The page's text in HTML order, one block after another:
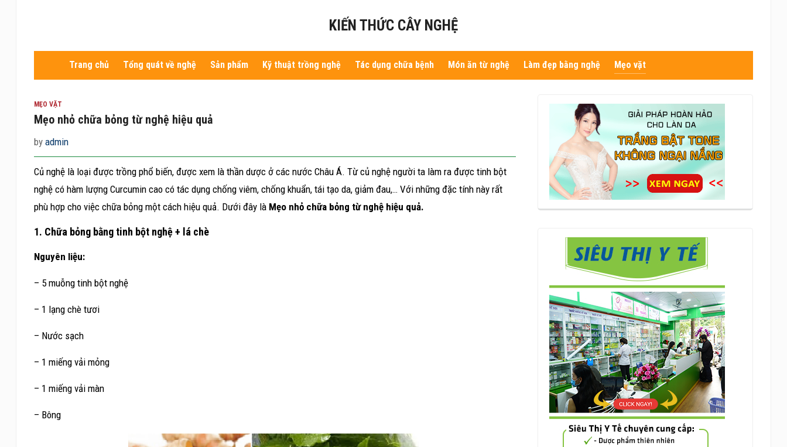
KIẾN THỨC CÂY NGHỆ
Trang chủ Tổng quát về nghệ Sản phẩm Kỹ thuật trồng nghệ Tác dụng chữa bệnh Món ăn từ nghệ Làm đẹp bằng nghệ Mẹo vặt
MẸO VẶT
Mẹo nhỏ chữa bỏng từ nghệ hiệu quả
by admin
Củ nghệ là loại được trồng phổ biến, được xem là thần dược ở các nước Châu Á. Từ củ nghệ người ta làm ra được tinh bột
nghệ có hàm lượng Curcumin cao có tác dụng chống viêm, chống khuẩn, tái tạo da, giảm đau,… Với những đặc tính này rất
phù hợp cho việc chữa bỏng một cách hiệu quả. Dưới đây là Mẹo nhỏ chữa bỏng từ nghệ hiệu quả.
1. Chữa bỏng bằng tinh bột nghệ + lá chè
Nguyên liệu:
– 5 muỗng tinh bột nghệ
– 1 lạng chè tươi
– Nước sạch
– 1 miếng vải mỏng
– 1 miếng vải màn
– Bông